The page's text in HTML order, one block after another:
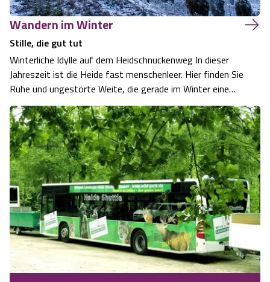
Wandern im Winter
Stille, die gut tut
Winterliche Idylle auf dem Heidschnuckenweg In dieser
Jahreszeit ist die Heide fast menschenleer. Hier finden Sie
Ruhe und ungestörte Weite, die gerade im Winter eine
besondere Anziehungskraft hat. Schnee bedeckt die
dunklen Wacholderbüsche und der Kontrast zur offenen
Heidelandschaft schafft ein f…